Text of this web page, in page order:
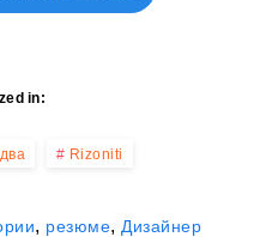
in:
Rizoniti
, резюме, Дизайнер